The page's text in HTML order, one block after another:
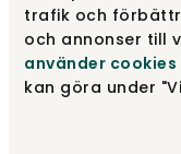
trafik och
och annonser till
använder cookies
kan göra under
Merit 035